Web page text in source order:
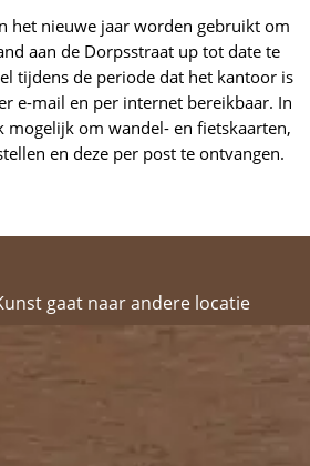
het nieuwe jaar worden gebruikt om
aan de Dorpsstraat up tot date te
tijdens de periode dat het kantoor is
e-mail en per internet bereikbaar. In
mogelijk om wandel- en fietskaarten,
en deze per post te ontvangen.
gaat naar andere locatie